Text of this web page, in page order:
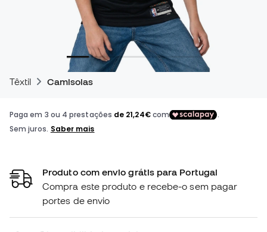
Têxtil Camisolas
Produto com envio grátis para Portugal
Compra este produto e recebe-o sem pagar
portes de envio